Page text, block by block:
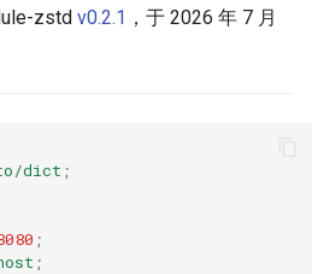
$is_mobile
zstd v0.2.1 ，于 2026 年 7 月
dict ;
;
;